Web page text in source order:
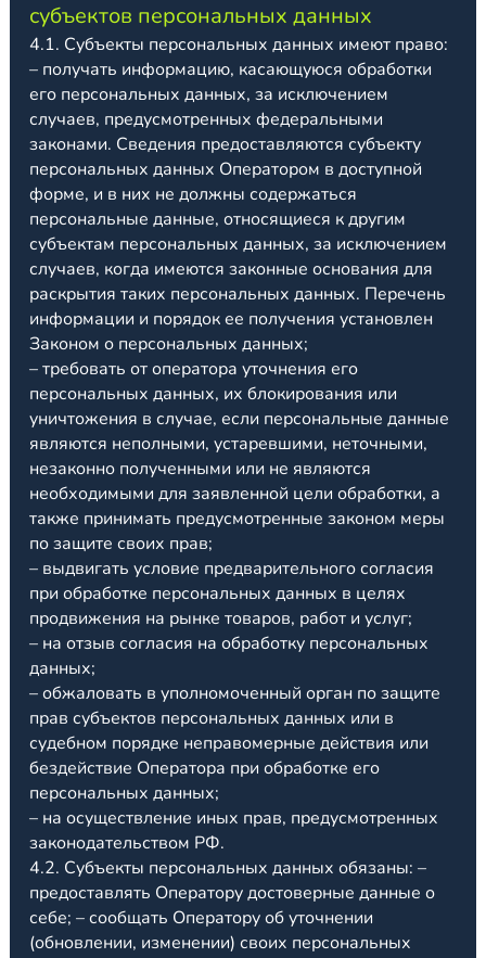
субъектов персональных данных
4.1. Субъекты персональных данных имеют право:
– получать информацию, касающуюся обработки
его персональных данных, за исключением
случаев, предусмотренных федеральными
законами. Сведения предоставляются субъекту
персональных данных Оператором в доступной
форме, и в них не должны содержаться
персональные данные, относящиеся к другим
субъектам персональных данных, за исключением
случаев, когда имеются законные основания для
раскрытия таких персональных данных. Перечень
информации и порядок ее получения установлен
Законом о персональных данных;
– требовать от оператора уточнения его
персональных данных, их блокирования или
уничтожения в случае, если персональные данные
являются неполными, устаревшими, неточными,
незаконно полученными или не являются
необходимыми для заявленной цели обработки, а
также принимать предусмотренные законом меры
по защите своих прав;
– выдвигать условие предварительного согласия
при обработке персональных данных в целях
продвижения на рынке товаров, работ и услуг;
– на отзыв согласия на обработку персональных
данных;
– обжаловать в уполномоченный орган по защите
прав субъектов персональных данных или в
судебном порядке неправомерные действия или
бездействие Оператора при обработке его
персональных данных;
– на осуществление иных прав, предусмотренных
законодательством РФ.
4.2. Субъекты персональных данных обязаны: –
предоставлять Оператору достоверные данные о
себе; – сообщать Оператору об уточнении
(обновлении, изменении) своих персональных